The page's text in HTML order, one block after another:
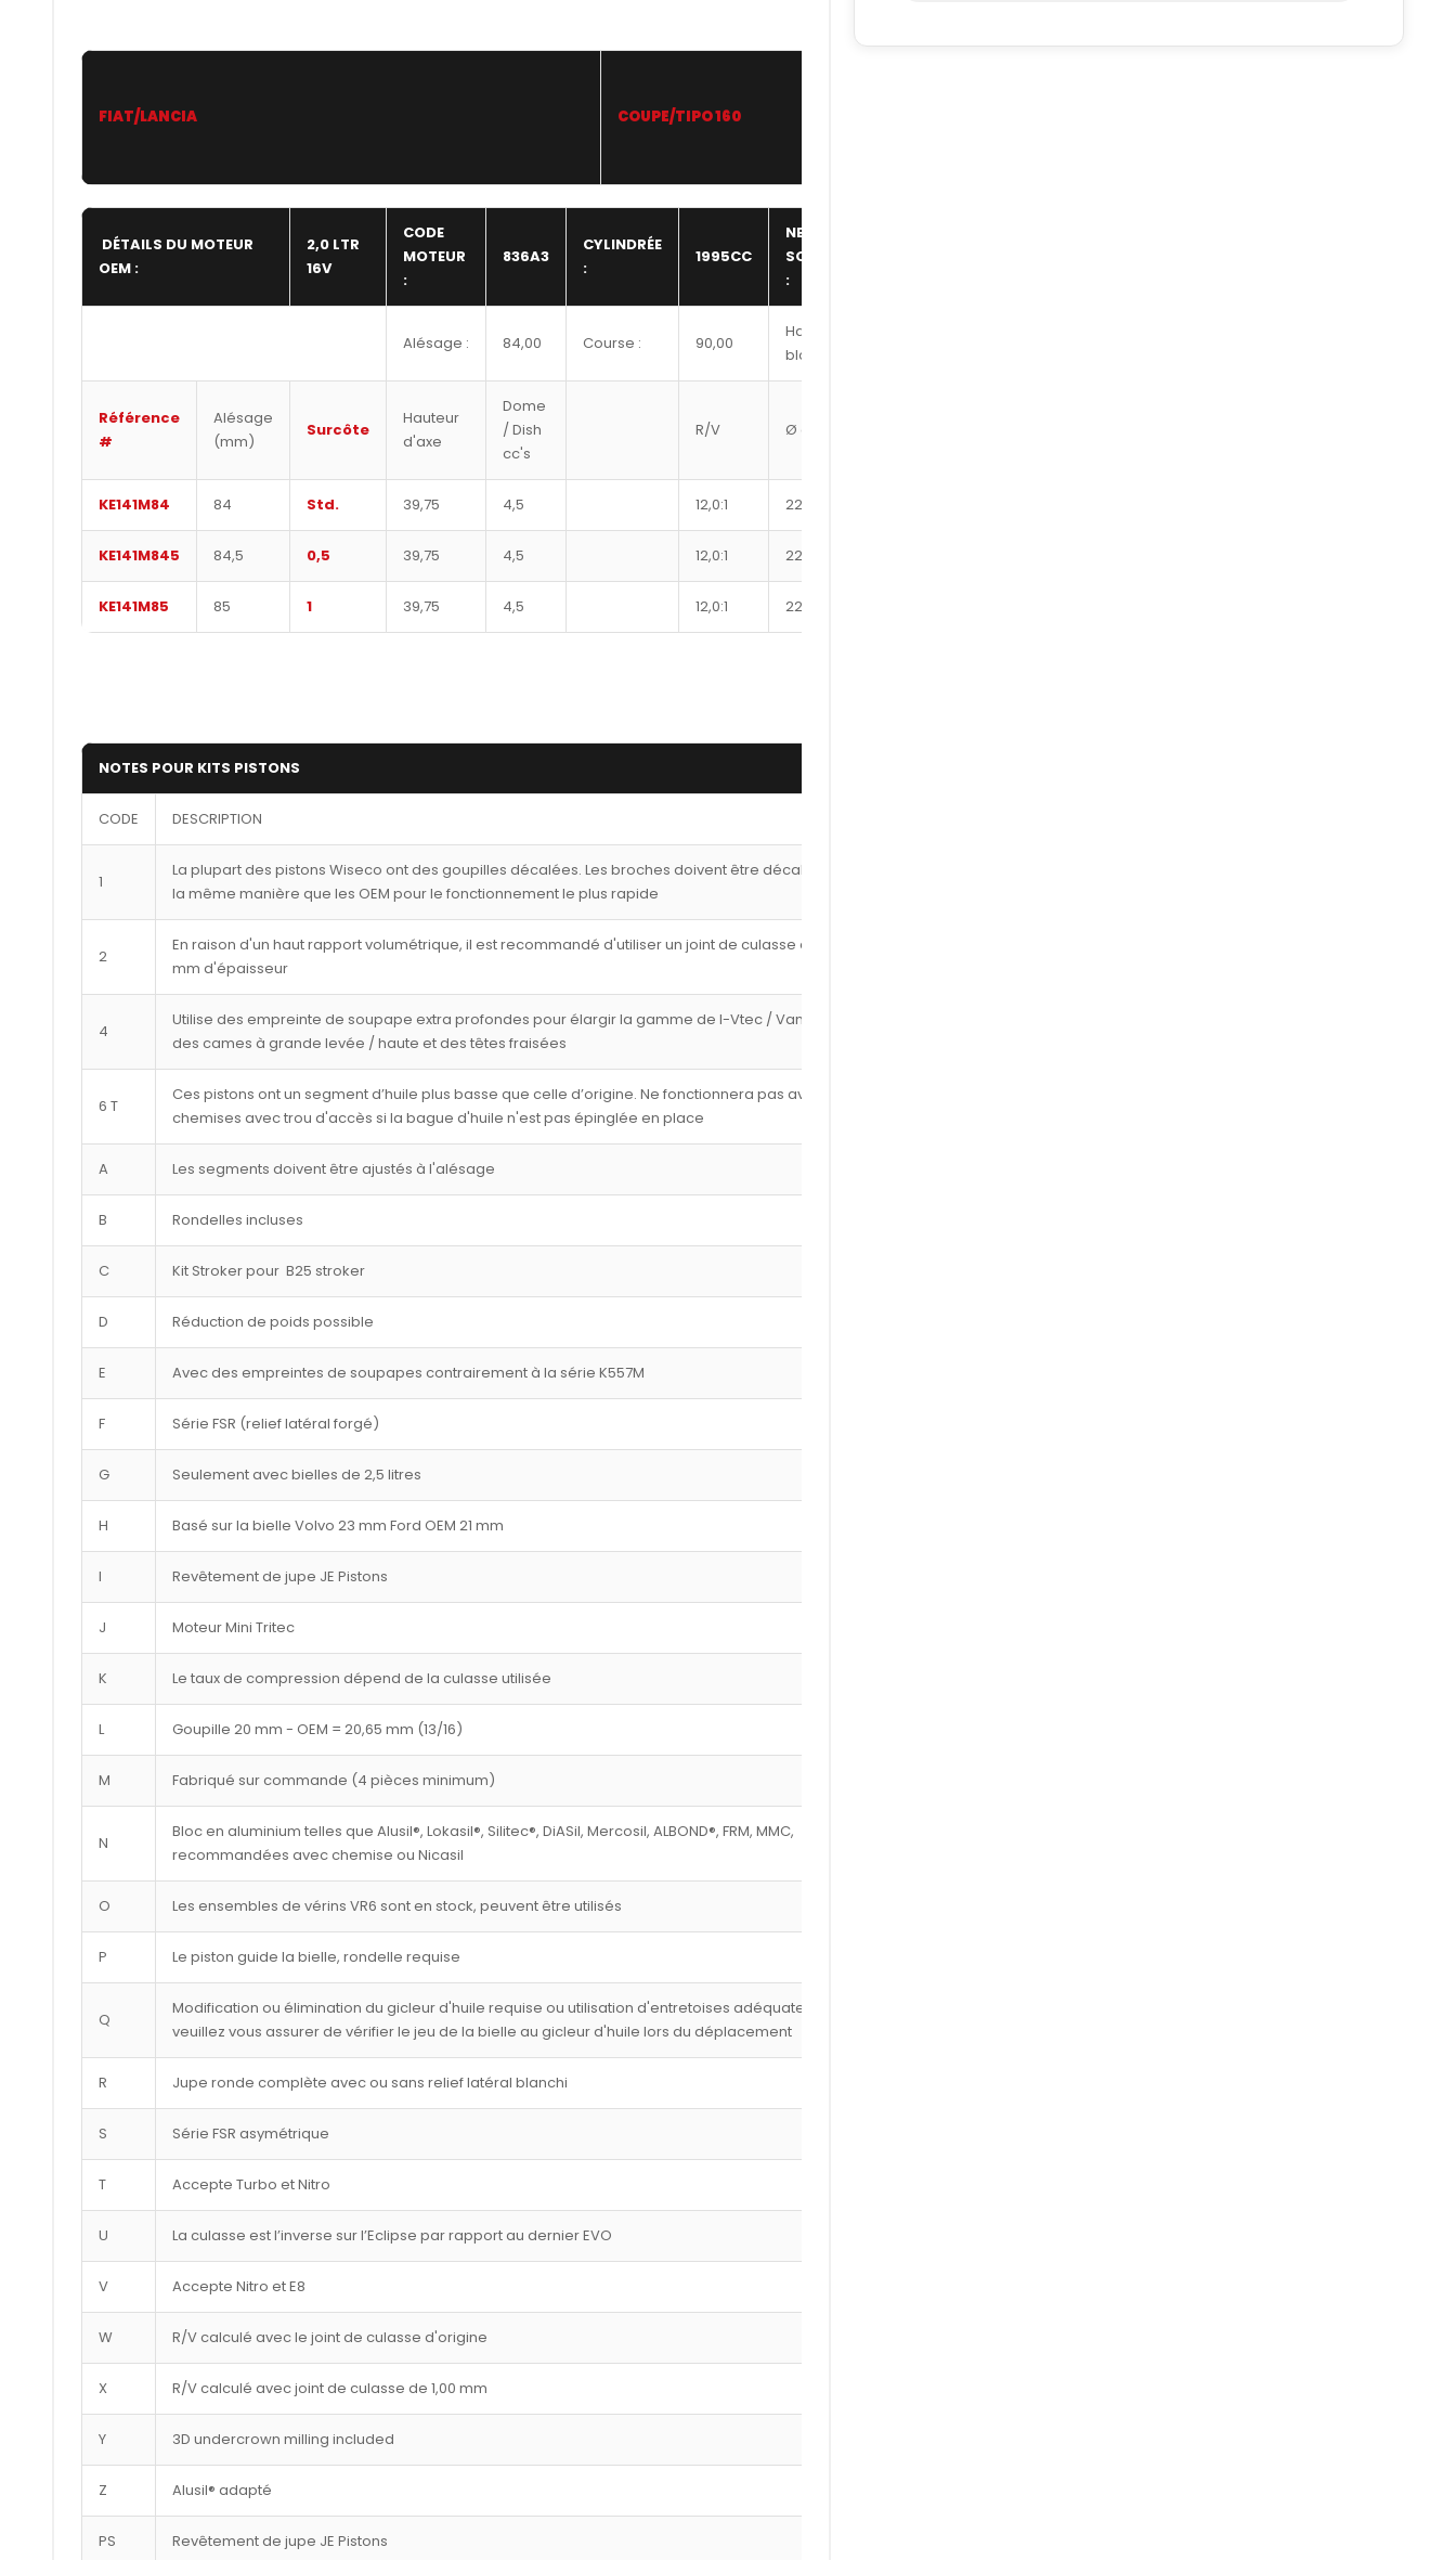
FIAT/LANCIA COUPE/TIPO 160
DÉTAILS DU MOTEUR
OEM :
2,0 LTR
16V
CODE
MOTEUR
:
836A3
CYLINDRÉE
:
1995CC
NBR
SOUPAPE
:
Alésage : 84,00 Course : 90,00
Hauteur
bloc :
Référence
#
Alésage
(mm)
Surcôte
Hauteur
d'axe
Dome
/ Dish
cc's
R/V Ø axe
KE141M84 84 Std. 39,75 4,5 12,0:1 22
KE141M845 84,5 0,5 39,75 4,5 12,0:1 22
KE141M85 85 1 39,75 4,5 12,0:1 22
NOTES POUR KITS PISTONS
CODE DESCRIPTION
1
La plupart des pistons Wiseco ont des goupilles décalées. Les broches doivent être décalées de
la même manière que les OEM pour le fonctionnement le plus rapide
2
En raison d'un haut rapport volumétrique, il est recommandé d'utiliser un joint de culasse de 1,00
mm d'épaisseur
4
Utilise des empreinte de soupape extra profondes pour élargir la gamme de I-Vtec / Vanos avec
des cames à grande levée / haute et des têtes fraisées
6 T
Ces pistons ont un segment d’huile plus basse que celle d’origine. Ne fonctionnera pas avec les
chemises avec trou d'accès si la bague d'huile n'est pas épinglée en place
A Les segments doivent être ajustés à l'alésage
B Rondelles incluses
C Kit Stroker pour B25 stroker
D Réduction de poids possible
E Avec des empreintes de soupapes contrairement à la série K557M
F Série FSR (relief latéral forgé)
G Seulement avec bielles de 2,5 litres
H Basé sur la bielle Volvo 23 mm Ford OEM 21 mm
I Revêtement de jupe JE Pistons
J Moteur Mini Tritec
K Le taux de compression dépend de la culasse utilisée
L Goupille 20 mm - OEM = 20,65 mm (13/16)
M Fabriqué sur commande (4 pièces minimum)
N
Bloc en aluminium telles que Alusil®, Lokasil®, Silitec®, DiASil, Mercosil, ALBOND®, FRM, MMC,
recommandées avec chemise ou Nicasil
O Les ensembles de vérins VR6 sont en stock, peuvent être utilisés
P Le piston guide la bielle, rondelle requise
Q
Modification ou élimination du gicleur d'huile requise ou utilisation d'entretoises adéquates,
veuillez vous assurer de vérifier le jeu de la bielle au gicleur d'huile lors du déplacement
R Jupe ronde complète avec ou sans relief latéral blanchi
S Série FSR asymétrique
T Accepte Turbo et Nitro
U La culasse est l’inverse sur l’Eclipse par rapport au dernier EVO
V Accepte Nitro et E8
W R/V calculé avec le joint de culasse d'origine
X R/V calculé avec joint de culasse de 1,00 mm
Y 3D undercrown milling included
Z Alusil® adapté
PS Revêtement de jupe JE Pistons